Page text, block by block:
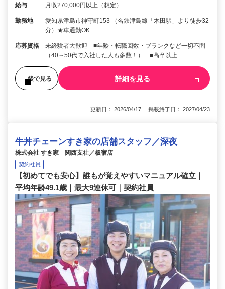
給与 月収270,000円以上（想定）
勤務地
愛知県津島市神守町153 （名鉄津島線「木田駅」より徒歩32
分）★車通勤OK
応募資格
未経験者大歓迎 ■年齢・転職回数・ブランクなど一切不問
（40～50代で入社した人も多数！） ■高卒以上
後で見る 詳細を見る
更新日： 2026/04/17 掲載終了日： 2027/04/23
牛丼チェーンすき家の店舗スタッフ／深夜
株式会社 すき家 関西支社／板宿店
契約社員
【初めてでも安心】誰もが覚えやすいマニュアル確立｜
平均年齢49.1歳｜最大9連休可｜契約社員